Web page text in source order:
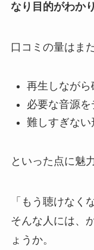
なり目的がわか
口コミの量はま
再生しながら
必要な音源を
難しすぎない
といった点に魅
「もう聴けなく
そんな人には、
ょうか。